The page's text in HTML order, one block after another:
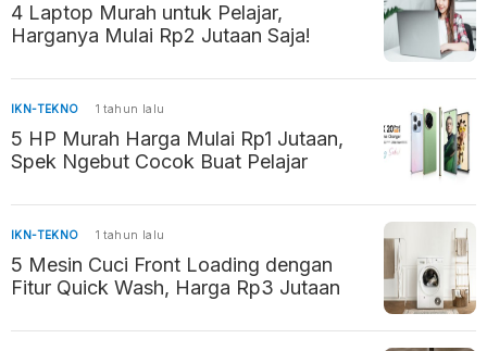
4 Laptop Murah untuk Pelajar,
Harganya Mulai Rp2 Jutaan Saja!
IKN-TEKNO 1 tahun lalu
5 HP Murah Harga Mulai Rp1 Jutaan,
Spek Ngebut Cocok Buat Pelajar
IKN-TEKNO 1 tahun lalu
5 Mesin Cuci Front Loading dengan
Fitur Quick Wash, Harga Rp3 Jutaan